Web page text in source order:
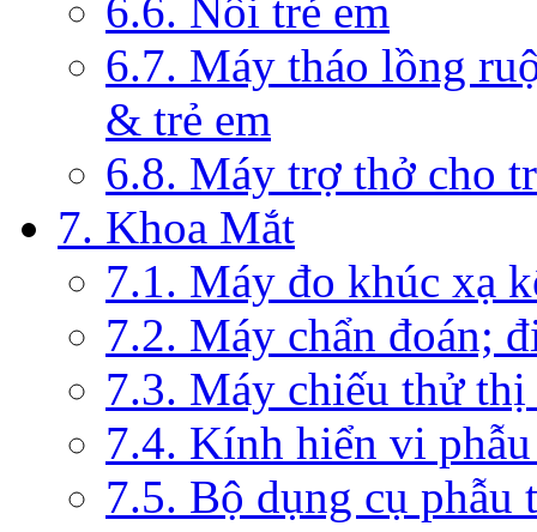
6.6. Nôi trẻ em
6.7. Máy tháo lồng
& trẻ em
6.8. Máy trợ thở cho
7. Khoa Mắt
7.1. Máy đo khúc xạ
7.2. Máy chẩn đoán;
7.3. Máy chiếu thử
7.4. Kính hiển vi
7.5. Bộ dụng cụ phẫu